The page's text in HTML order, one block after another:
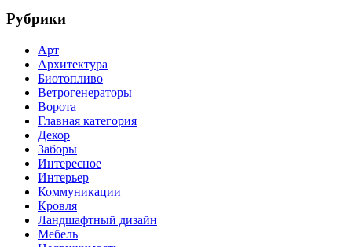
Рубрики
Арт
Архитектура
Биотопливо
Ветрогенераторы
Ворота
Главная категория
Декор
Заборы
Интересное
Интерьер
Коммуникации
Кровля
Ландшафтный дизайн
Мебель